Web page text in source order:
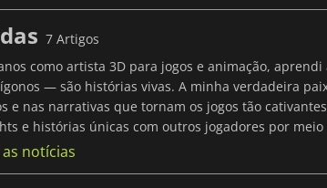
7 Artigos
como artista 3D para jogos e animação,
— são histórias vivas. A minha verdadeira
e nas narrativas que tornam os jogos tão
e histórias únicas com outros jogadores por
notícias